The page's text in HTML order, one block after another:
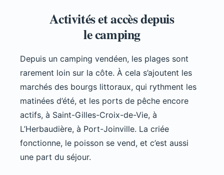
Activités et accès depuis
le camping
Depuis un camping vendéen, les plages sont
rarement loin sur la côte. À cela s’ajoutent les
marchés des bourgs littoraux, qui rythment les
matinées d’été, et les ports de pêche encore
actifs, à Saint-Gilles-Croix-de-Vie, à
L’Herbaudière, à Port-Joinville. La criée
fonctionne, le poisson se vend, et c’est aussi
une part du séjour.